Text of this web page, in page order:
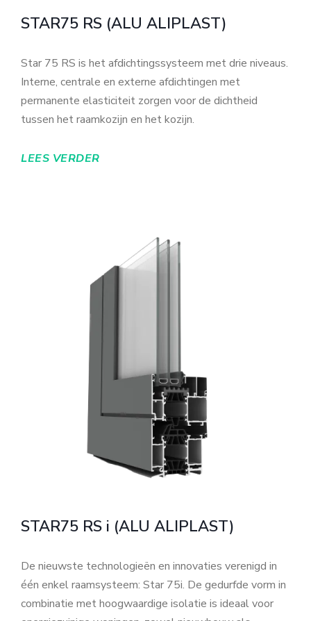
STAR75 RS (ALU ALIPLAST)
Star 75 RS is het afdichtingssysteem met drie niveaus.
Interne, centrale en externe afdichtingen met
permanente elasticiteit zorgen voor de dichtheid
tussen het raamkozijn en het kozijn.
LEES VERDER
STAR75 RS i (ALU ALIPLAST)
De nieuwste technologieën en innovaties verenigd in
één enkel raamsysteem: Star 75i. De gedurfde vorm in
combinatie met hoogwaardige isolatie is ideaal voor